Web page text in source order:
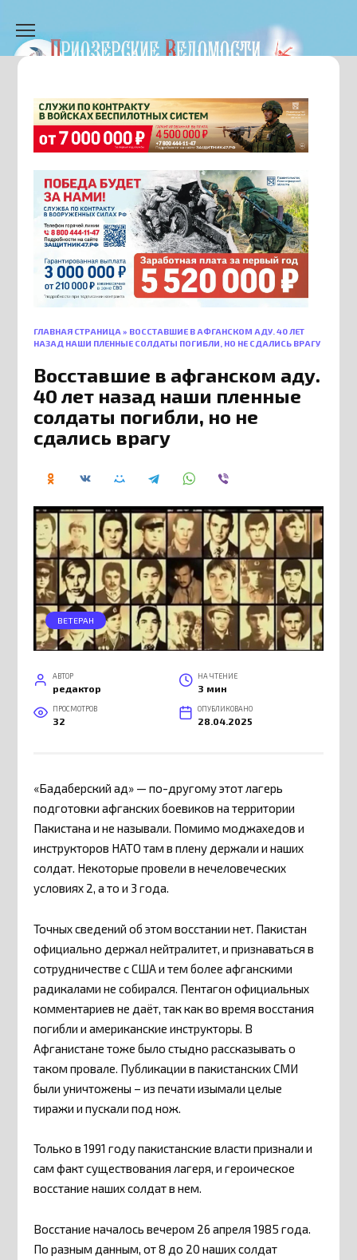
содержанию
ГЛАВНАЯ СТРАНИЦА » ВОССТАВШИЕ В АФГАНСКОМ АДУ. 40 ЛЕТ
НАЗАД НАШИ ПЛЕННЫЕ СОЛДАТЫ ПОГИБЛИ, НО НЕ СДАЛИСЬ ВРАГУ
Восставшие в афганском аду.
40 лет назад наши пленные
солдаты погибли, но не
сдались врагу
ВЕТЕРАН
АВТОР
редактор
НА ЧТЕНИЕ
3 мин
ПРОСМОТРОВ
32
ОПУБЛИКОВАНО
28.04.2025
«Бадаберский ад⁠⁠» — по-другому этот лагерь
подготовки афганских боевиков на территории
Пакистана и не называли. Помимо моджахедов и
инструкторов НАТО там в плену держали и наших
солдат. Некоторые провели в нечеловеческих
условиях 2, а то и 3 года.
Точных сведений об этом восстании нет. Пакистан
официально держал нейтралитет, и признаваться в
сотрудничестве с США и тем более афганскими
радикалами не собирался. Пентагон официальных
комментариев не даёт, так как во время восстания
погибли и американские инструкторы. В
Афганистане тоже было стыдно рассказывать о
таком провале. Публикации в пакистанских СМИ
были уничтожены – из печати изымали целые
тиражи и пускали под нож.
Только в 1991 году пакистанские власти признали и
сам факт существования лагеря, и героическое
восстание наших солдат в нем.
Восстание началось вечером 26 апреля 1985 года.
По разным данным, от 8 до 20 наших солдат